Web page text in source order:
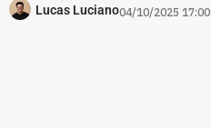
Lucas Luciano04/10/2025 17:00